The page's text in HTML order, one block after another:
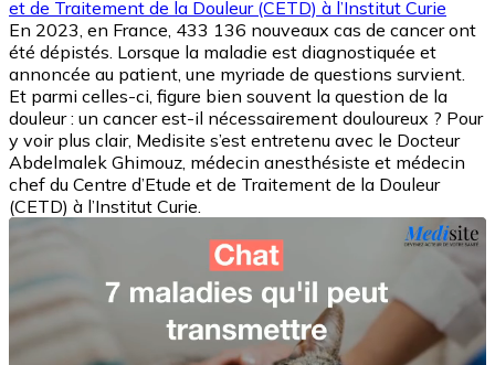
et de Traitement de la Douleur (CETD) à l’Institut Curie
En 2023, en France, 433 136 nouveaux cas de cancer ont
été dépistés. Lorsque la maladie est diagnostiquée et
annoncée au patient, une myriade de questions survient.
Et parmi celles-ci, figure bien souvent la question de la
douleur : un cancer est-il nécessairement douloureux ? Pour
y voir plus clair, Medisite s’est entretenu avec le Docteur
Abdelmalek Ghimouz, médecin anesthésiste et médecin
chef du Centre d’Etude et de Traitement de la Douleur
(CETD) à l’Institut Curie.